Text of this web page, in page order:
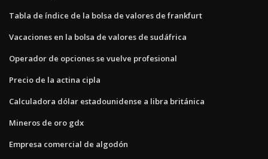
Tabla de índice de la bolsa de valores de frankfurt
Vacaciones en la bolsa de valores de sudáfrica
Operador de opciones se vuelve profesional
Precio de la actina cipla
Calculadora dólar estadounidense a libra británica
Mineros de oro gdx
Empresa comercial de algodón